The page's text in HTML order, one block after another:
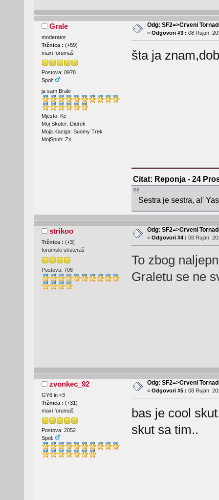
Grale
moderator
Tržnica : (+59)
maxi forumaš
Postova: 8978
Spol:
ja sam Brale
Mjesto: Kc
Moj Skuter: Didrek
Moja Kaciga: Suomy Trek
MojSpuh: Zx
Odg: SF2=>Crveni
« Odgovori #3 : 08 Rujan,
šta ja
Citat: Reponja - 24
Sestra je sestra, al'
strikoo
Tržnica : (+3)
forumski skuteraš
Postova: 706
Odg: SF2=>Crveni
« Odgovori #4 : 08 Rujan,
To zbog
Graletu se ne
zvonkec_92
GY6 in <3
Tržnica : (+31)
maxi forumaš
Postova: 2052
Spol:
Odg: SF2=>Crveni
« Odgovori #5 : 08 Rujan,
bas je cool
skut sa tim..